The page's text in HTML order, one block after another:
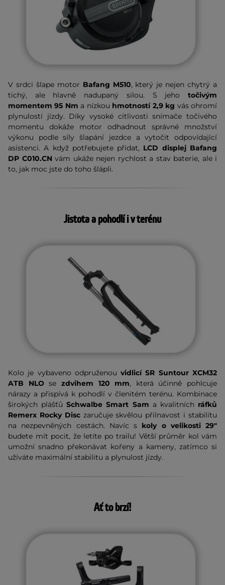
V srdci šlape motor Bafang M510, který je nejen chytrý a
tichý, ale hlavně nadupaný silou. S jeho točivým
momentem 95 Nm a nízkou hmotností 2,9 kg vás ohromí
plynulostí jízdy. Díky vysoké citlivosti snímače točivého
momentu dokáže motor odhadnout správné množství
výkonu podle síly šlapání jezdce a vytočit odpovídající
asistenci. A když potřebujete přidat, LCD displej Bafang
DP C010.CN vám ukáže nejen rychlost a stav baterie, ale i
to, jak moc jste do toho šlápli.
Jistota a pohodlí i v terénu
Kolo je vybaveno odpruženouvidlicí SR Suntour XCM32
ATB NLOse zdvihem 120 mm, která účinně pohlcuje
nárazy a přispívá k pohodlí v členitém terénu. Kombinace
širokých plášťůSchwalbe Smart Sam a kvalitních ráfků
Remerx Rocky Disczaručuje skvělou přilnavost i stabilitu
na nezpevněných cestách. Navíc s koly o velikosti 29"
budete mít pocit, že letíte po trailu! Větší průměr kol vám
umožní snadno překonávat kořeny a kameny, zatímco si
užíváte maximální stabilitu a plynulost jízdy.
Ať to brzí!